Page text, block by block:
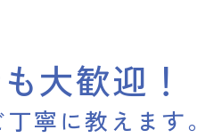
大歓迎！
寧に教えます。